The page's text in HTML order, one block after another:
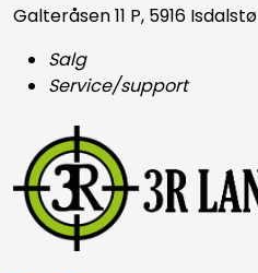
Galteråsen 11 P, 5916 Isdalstø
Salg
Service/support